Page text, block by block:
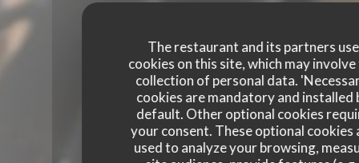
The restaurant and its partners use
cookies on this site, which may
collection of personal data.
cookies are mandatory and installed
default. Other optional cookies
your consent. These optional cookies
used to analyze your browsing,